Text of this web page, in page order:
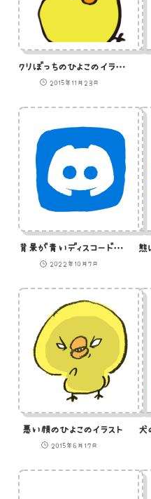
クリぼっちのひよこのイラスト
2015年11月23日
背景が青いディスコードのアイコン
2022年10月7日
悪い顔のひよこのイラスト
2015年6月17日